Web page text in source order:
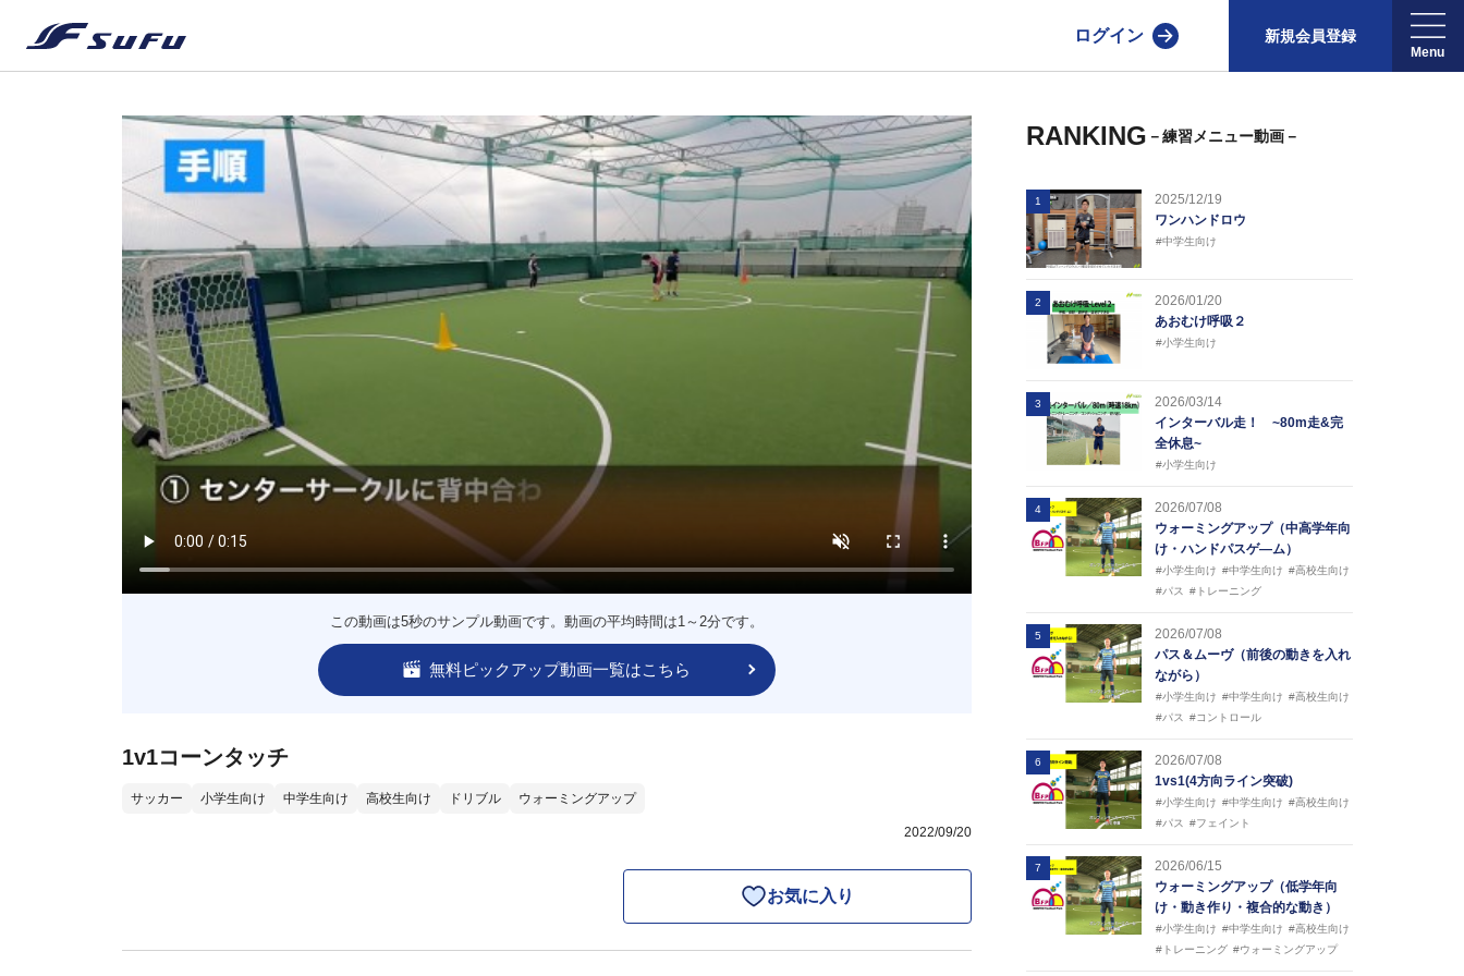
ログイン 新規会員登録
この動画は5秒のサンプル動画です。動画の平均時間は1～2分です。
無料ピックアップ動画一覧はこちら
1v1コーンタッチ
サッカー 小学生向け 中学生向け 高校生向け ドリブル ウォーミングアップ
2022/09/20
お気に入り
RANKING －練習メニュー動画－
1
2025/12/19
ワンハンドロウ
#中学生向け
2
2026/01/20
あおむけ呼吸２
#小学生向け
3
2026/03/14
インターバル走！ ~80m走&完
全休息~
#小学生向け
4
2026/07/08
ウォーミングアップ（中高学年向
け・ハンドパスゲ―ム）
#小学生向け #中学生向け #高校生向け
#パス
#トレーニング
5
2026/07/08
パス＆ムーヴ（前後の動きを入れ
ながら）
#小学生向け #中学生向け #高校生向け
#パス
#コントロール
6
2026/07/08
1vs1(4方向ライン突破)
#小学生向け #中学生向け #高校生向け
#パス
#フェイント
7
2026/06/15
ウォーミングアップ（低学年向
け・動き作り・複合的な動き）
#小学生向け #中学生向け #高校生向け
#トレーニング #ウォーミングアップ